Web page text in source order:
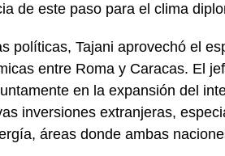
de este paso para el clima
políticas, Tajani aprovechó el
entre Roma y Caracas. El
en la expansión del
inversiones extranjeras,
áreas donde ambas